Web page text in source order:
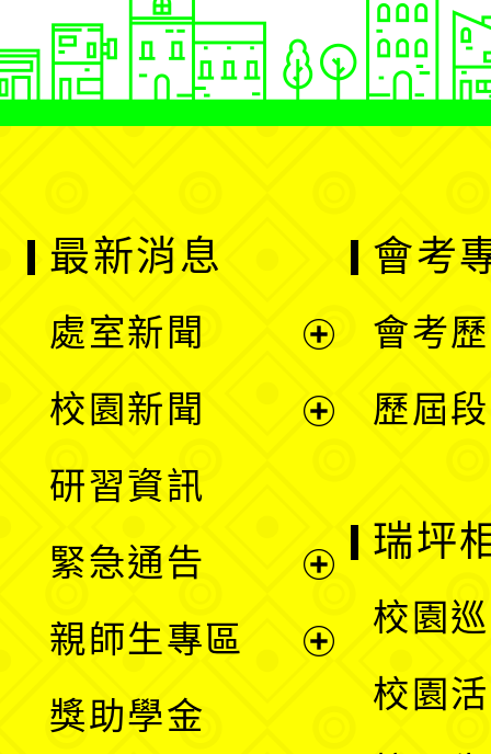
最新消息
處室新聞
單
校園新聞
選
單
研習資訊
緊急通告
親師生專區
獎助學金
會考
會考
歷屆
瑞坪
校園
校園